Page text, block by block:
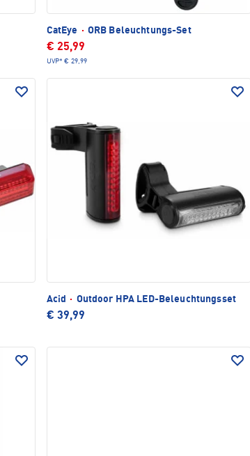
CatEye · ORB Beleuchtungs-Set
€ 25,99
UVP* € 29,99
Acid · Outdoor HPA LED-Beleuchtungsset
€ 39,99